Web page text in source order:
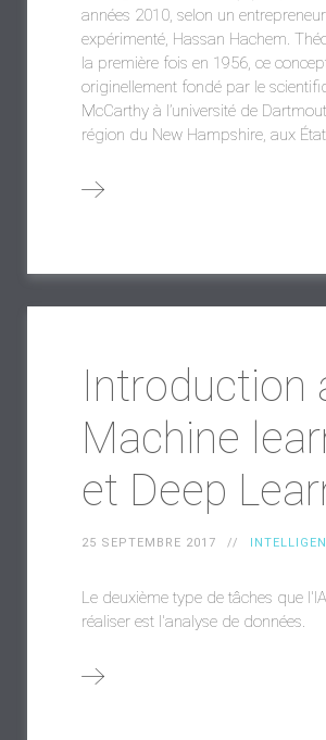
années 2010, selon un entrepreneur
expérimenté, Hassan Hachem.
la première fois en 1956, ce
originellement fondé par le
McCarthy à l’université de
région du New Hampshire, aux
Introduction
Machine
et Deep
25 SEPTEMBRE 2017
Le deuxième type de tâches que
réaliser est l'analyse de données.